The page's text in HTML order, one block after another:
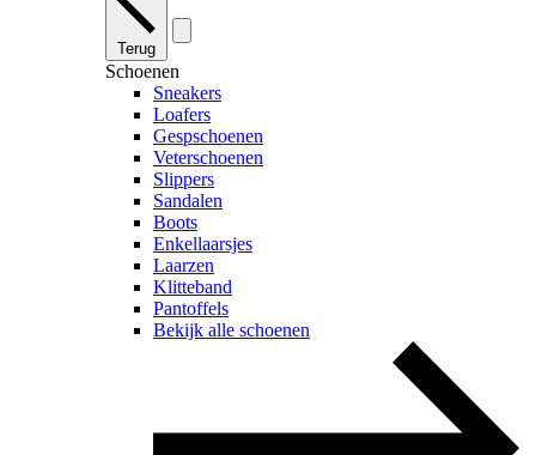
Terug
Schoenen
Sneakers
Loafers
Gespschoenen
Veterschoenen
Slippers
Sandalen
Boots
Enkellaarsjes
Laarzen
Klitteband
Pantoffels
Bekijk alle schoenen